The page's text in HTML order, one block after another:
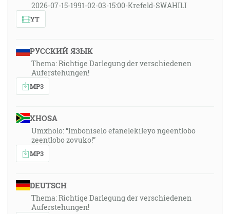
2026-07-15-1991-02-03-15:00-Krefeld-SWAHILI
YT
РУССКИЙ ЯЗЫК
Thema: Richtige Darlegung der verschiedenen
Auferstehungen!
MP3
XHOSA
Umxholo: “Imboniselo efanelekileyo ngeentlobo
zeentlobo zovuko!”
MP3
DEUTSCH
Thema: Richtige Darlegung der verschiedenen
Auferstehungen!